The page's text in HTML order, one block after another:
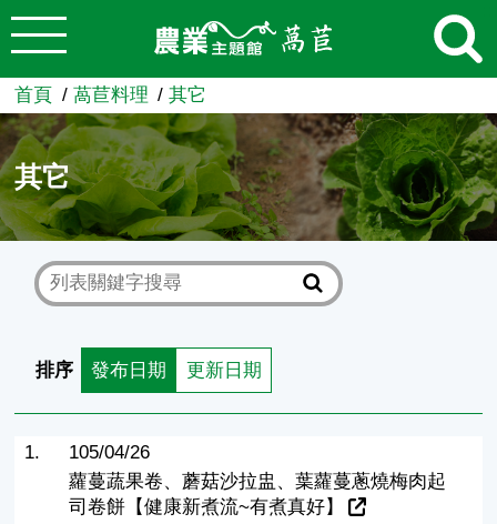
跳到主要內容
農業知識入口網
首頁 萵苣料理 其它
其它
排序 發布日期 更新日期
1.
105/04/26
蘿蔓蔬果卷、蘑菇沙拉盅、葉蘿蔓蔥燒梅肉起
司卷餅【健康新煮流~有煮真好】